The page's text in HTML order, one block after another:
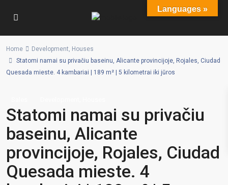
Home Development, Houses
Statomi namai su privačiu baseinu, Alicante provincijoje, Rojales, Ciudad
Quesada mieste. 4 kambariai | 189 m² | 5 kilometrai iki jūros
Statomi namai su privačiu
baseinu, Alicante
provincijoje, Rojales, Ciudad
Quesada mieste. 4
Languages »